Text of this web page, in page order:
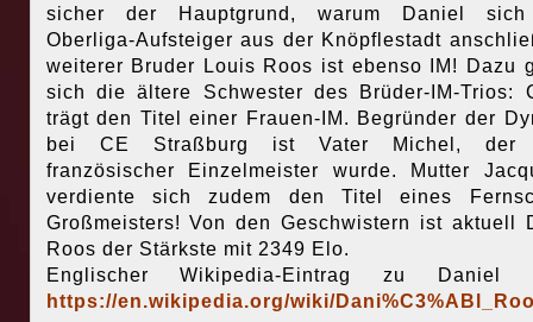
sicher der Hauptgrund, warum Daniel
Oberliga-Aufsteiger aus der Knöpflestadt
weiterer Bruder Louis Roos ist ebenso IM! Dazu
sich die ältere Schwester des Brüder-IM-Trios:
trägt den Titel einer Frauen-IM. Begründer der
bei CE Straßburg ist Vater Michel, der
französischer Einzelmeister wurde. Mutter
verdiente sich zudem den Titel eines
Großmeisters! Von den Geschwistern ist aktuell
Roos der Stärkste mit 2349 Elo.
Englischer Wikipedia-Eintrag zu Daniel
https://en.wikipedia.org/wiki/